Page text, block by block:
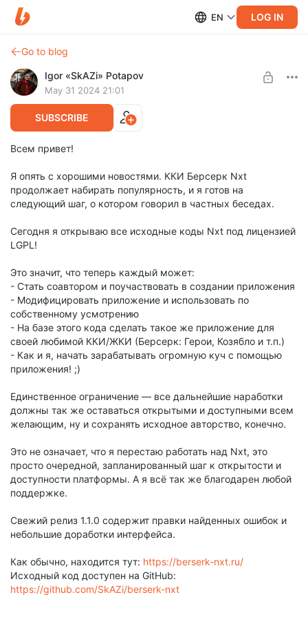
EN LOG IN
Go to blog
Igor «SkAZi» Potapov
May 31 2024 21:01
SUBSCRIBE
Всем привет!
Я опять с хорошими новостями. ККИ Берсерк Nxt
продолжает набирать популярность, и я готов на
следующий шаг, о котором говорил в частных беседах.
Сегодня я открываю все исходные коды Nxt под лицензией
LGPL!
Это значит, что теперь каждый может:
- Стать соавтором и поучаствовать в создании приложения
- Модифицировать приложение и использовать по
собственному усмотрению
- На базе этого кода сделать такое же приложение для
своей любимой ККИ/ЖКИ (Берсерк: Герои, Козябло и т.п.)
- Как и я, начать зарабатывать огромную куч с помощью
приложения! ;)
Единственное ограничение — все дальнейшие наработки
должны так же оставаться открытыми и доступными всем
желающим, ну и сохранять исходное авторство, конечно.
Это не означает, что я перестаю работать над Nxt, это
просто очередной, запланированный шаг к открытости и
доступности платформы. А я всё так же благодарен любой
поддержке.
Свежий релиз 1.1.0 содержит правки найденных ошибок и
небольшие доработки интерфейса.
Как обычно, находится тут: https://berserk-nxt.ru/
Исходный код доступен на GitHub:
https://github.com/SkAZi/berserk-nxt